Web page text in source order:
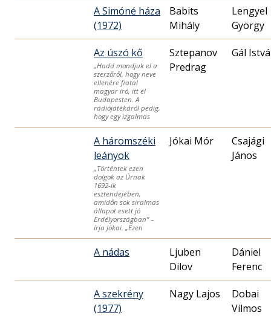
A Simóné háza
(1972)
Babits
Mihály
Lengyel
György
Az úszó kő
„Hadd mondjuk el a
szerzőről, hogy neve
ellenére fiatal
magyar író, itt él
Budapesten. A
rádiójátékáról pedig,
hogy egy izgalmas
Sztepanov
Predrag
Gál
A háromszéki
leányok
„Történtek ezen
dolgok az Úrnak
1692-ik
esztendejében,
amidőn sok siralmas
állapot esett jó
Erdélyországban” –
írja Jókai. „Ezen
Jókai Mór
Csajági
János
A nádas
Ljuben
Dilov
Dániel
Ferenc
A szekrény
(1977)
Nagy Lajos
Dobai
Vilmos